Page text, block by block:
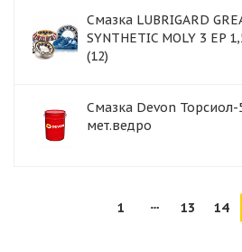
Смазка LUBRIGARD
SYNTHETIC MOLY 3 EP
(12)
Смазка Devon Торсиол-
мет.ведро
1 13 14